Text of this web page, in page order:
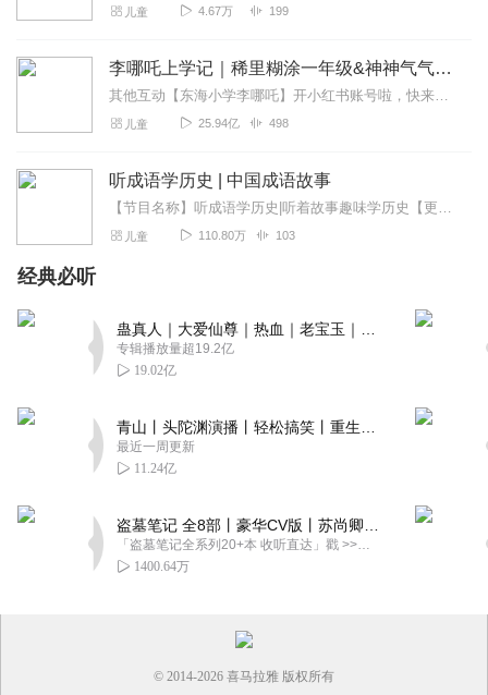
儿童 4.67万 199
李哪吒上学记｜稀里糊涂一年级&神神气气二年级
其他互动【东海小学李哪吒】开小红书账号啦，快来关注和李哪吒成为好朋友！有机会免费领儿童会员、官方周边！【点击加入】东海小学广播站圈子，更多互动！李哪吒全新冒险番...
儿童 25.94亿 498
听成语学历史 | 中国成语故事
【节目名称】听成语学历史|听着故事趣味学历史【更新时间】每天早8点准时更新【节目亮点】成语里面加历史，让孩子学习更有趣
儿童 110.80万 103
经典必听
专辑播放量超19.2亿
19.02亿
最近一周更新
11.24亿
「盗墓笔记全系列20+本 收听直达」戳 >>改编自南派三叔同名作品，腾讯音乐娱乐集团出品，冠声文化制作，...
1400.64万
© 2014-2026 喜马拉雅 版权所有